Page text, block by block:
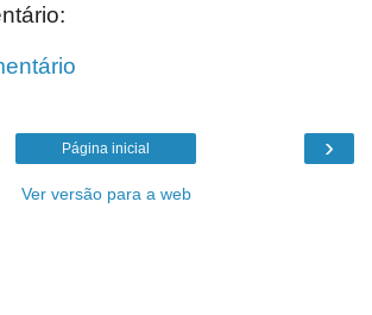
›
Página inicial
Ver versão para a web